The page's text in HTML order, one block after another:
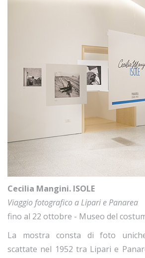
Cecilia Mangini. ISOLE
Viaggio fotografico a Lipari e Panarea
fino al 22 ottobre - Museo del
La mostra consta di foto
scattate nel 1952 tra Lipari e